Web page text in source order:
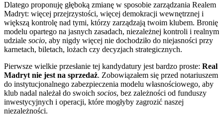
Dlatego proponuję głęboką zmianę w sposobie zarządzania Realem
Madryt: więcej przejrzystości, więcej demokracji wewnętrznej i
większą kontrolę nad tymi, którzy zarządzają twoim klubem. Bronię
modelu opartego na jasnych zasadach, niezależnej kontroli i realnym
udziale socio, aby nigdy więcej nie dochodziło do niejasności przy
karnetach, biletach, lożach czy decyzjach strategicznych.
Pierwsze wielkie przesłanie tej kandydatury jest bardzo proste: Real
Madryt nie jest na sprzedaż. Zobowiązałem się przed notariuszem
do instytucjonalnego zabezpieczenia modelu własnościowego, aby
klub nadal należał do swoich socios, bez zależności od funduszy
inwestycyjnych i operacji, które mogłyby zagrozić naszej
niezależności.